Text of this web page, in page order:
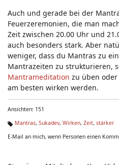
Auch und gerade bei der
Feuerzeremonien, die man
Zeit zwischen 20.00 Uhr und
auch besonders stark. Aber
weniger, dass du Mantras zu
Mantrazeiten zu strukturieren,
Mantrameditation zu üben
am besten wirken werden.
Ansichten: 151
g
Mantras, Sukadev, Wirken, Zeit, stärker
E-Mail an mich, wenn Personen einen